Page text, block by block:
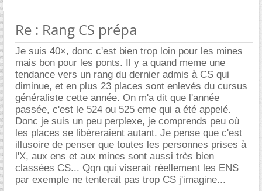
Re : Rang CS prépa
Je suis 40×, donc c'est bien trop loin pour les mines
mais bon pour les ponts. Il y a quand meme une
tendance vers un rang du dernier admis à CS qui
diminue, et en plus 23 places sont enlevés du cursus
généraliste cette année. On m'a dit que l'année
passée, c'est le 524 ou 525 eme qui a été appelé.
Donc je suis un peu perplexe, je comprends peu où
les places se libéreraient autant. Je pense que c'est
illusoire de penser que toutes les personnes prises à
l'X, aux ens et aux mines sont aussi très bien
classées CS... Qqn qui viserait réellement les ENS
par exemple ne tenterait pas trop CS j'imagine...